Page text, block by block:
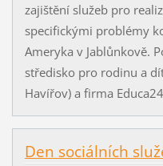
zajištění služeb pro
specifickými problémy
Ameryka v Jablůnkově.
středisko pro rodinu a
Havířov) a firma
Den sociálních